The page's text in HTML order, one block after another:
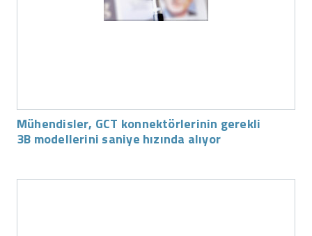
Mühendisler, GCT konnektörlerinin gerekli
3B modellerini saniye hızında alıyor